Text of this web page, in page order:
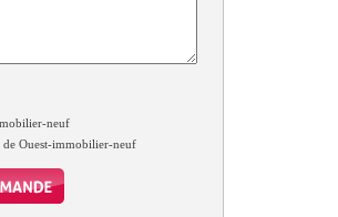
neuf
de Ouest-immobilier-neuf